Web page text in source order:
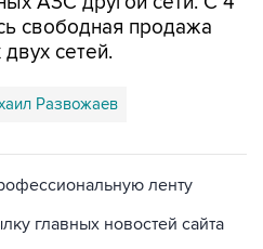
свободная продажа
сетей.
Развожаев
ленту
главных новостей сайта